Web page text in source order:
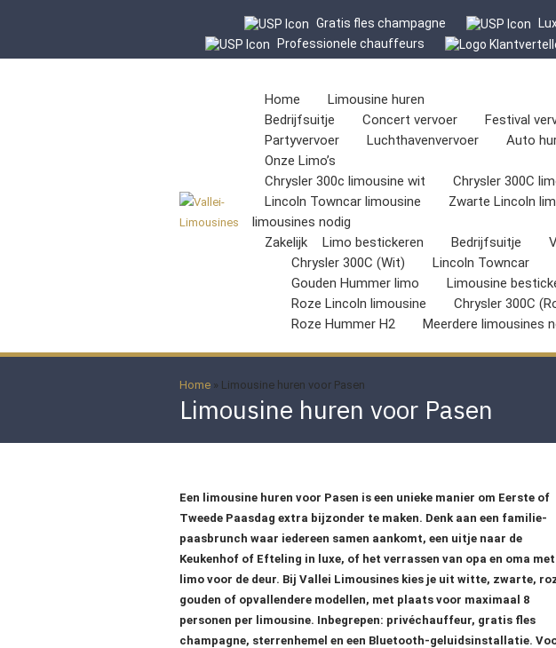
Gratis fles champagne
Professionele chauffeurs
Home
Limousine huren
Bedrijfsuitje
Concert vervoer Festival
Partyvervoer
Luchthavenvervoer Auto
Onze Limo’s
Chrysler 300c limousine wit
Chrysler 300C
Lincoln Towncar limousine
Zwarte Lincoln
limousines nodig
Zakelijk
Limo bestickeren Bedrijfsuitje
Chrysler 300C (Wit)
Lincoln Towncar
Gouden Hummer limo
Limousine
Roze Lincoln limousine
Chrysler 300C
Roze Hummer H2
Meerdere limousines
Home » Limousine huren voor Pasen
Limousine huren voor Pasen
Een limousine huren voor Pasen is een unieke manier om Eerste of
Tweede Paasdag extra bijzonder te maken. Denk aan een familie-
paasbrunch waar iedereen samen aankomt, een uitje naar de
Keukenhof of Efteling in luxe, of het verrassen van opa en oma met
limo voor de deur. Bij Vallei Limousines kies je uit witte, zwarte,
gouden of opvallendere modellen, met plaats voor maximaal 8
personen per limousine. Inbegrepen: privéchauffeur, gratis fles
champagne, sterrenhemel en een Bluetooth-geluidsinstallatie.